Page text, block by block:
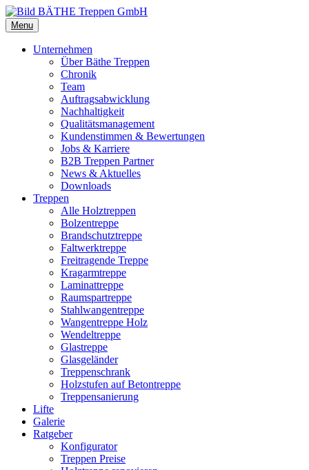
Menu
Unternehmen
Über Bäthe Treppen
Chronik
Team
Auftragsabwicklung
Nachhaltigkeit
Qualitätsmanagement
Kundenstimmen & Bewertungen
Jobs & Karriere
B2B Treppen Partner
News & Aktuelles
Downloads
Treppen
Alle Holztreppen
Bolzentreppe
Brandschutztreppe
Faltwerktreppe
Freitragende Treppe
Kragarmtreppe
Laminattreppe
Raumspartreppe
Stahlwangentreppe
Wangentreppe Holz
Wendeltreppe
Glastreppe
Glasgeländer
Treppenschrank
Holzstufen auf Betontreppe
Treppensanierung
Lifte
Galerie
Ratgeber
Konfigurator
Treppen Preise